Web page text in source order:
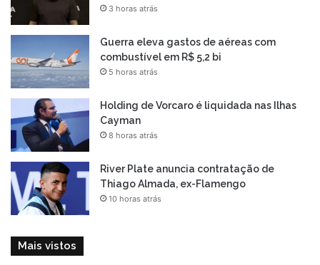
3 horas atrás
Guerra eleva gastos de aéreas com
combustível em R$ 5,2 bi
5 horas atrás
Holding de Vorcaro é liquidada nas Ilhas
Cayman
8 horas atrás
River Plate anuncia contratação de
Thiago Almada, ex-Flamengo
10 horas atrás
Mais vistos